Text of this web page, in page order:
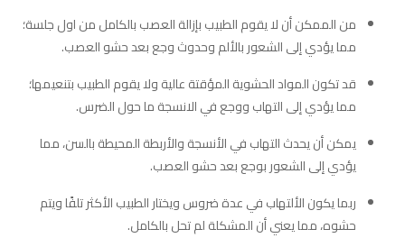
من الممكن أن لا يقوم الطبيب بإزالة العصب بالكامل من اول جلسة؛
مما يؤدي إلى الشعور بالألم وحدوث وجع بعد حشو العصب.
قد تكون المواد الحشوية المؤقتة عالية ولا يقوم الطبيب بتنعيمها؛
مما يؤدي إلى التهاب ووجع في الانسجة ما حول الضرس.
يمكن أن يحدث التهاب في الأنسجة والأربطة المحيطة بالسن، مما
يؤدي إلى الشعور بوجع بعد حشو العصب.
ربما يكون الألتهاب في عدة ضروس ويختار الطبيب الأكثر تلفًا ويتم
حشوه، مما يعني أن المشكلة لم تحل بالكامل.